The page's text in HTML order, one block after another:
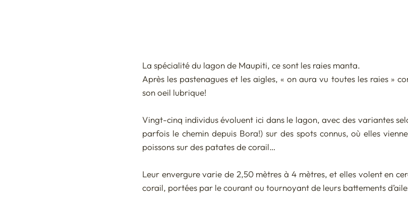
La spécialité du lagon de Maupiti, ce sont les raies manta.
Après les pastenagues et les aigles, « on aura vu toutes les raies »
son oeil lubrique!
Vingt-cinq individus évoluent ici dans le lagon, avec des variantes
parfois le chemin depuis Bora!) sur des spots connus, où elles
poissons sur des patates de corail…
Leur envergure varie de 2,50 mètres à 4 mètres, et elles volent en
corail, portées par le courant ou tournoyant de leurs battements